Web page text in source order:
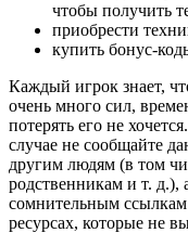
чтобы получить
приобрести
купить бонус-
Каждый игрок знает,
очень много сил,
потерять его не
случае не сообщайте
другим людям (в том
родственникам и т. д.),
сомнительным ссылкам
ресурсах, которые не